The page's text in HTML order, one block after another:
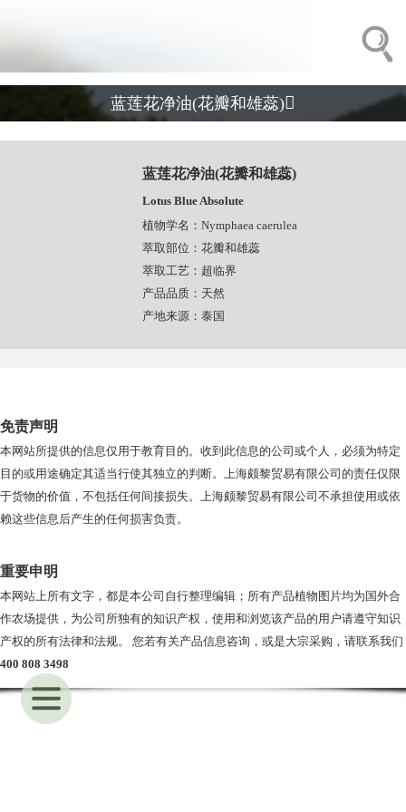
蓝莲花净油(花瓣和雄蕊)
蓝莲花净油(花瓣和雄蕊)
Lotus Blue Absolute
植物学名：Nymphaea caerulea
萃取部位：花瓣和雄蕊
萃取工艺：超临界
产品品质：天然
产地来源：泰国
免责声明
本网站所提供的信息仅用于教育目的。收到此信息的公司或个人，必须为特定
目的或用途确定其适当行使其独立的判断。上海颇黎贸易有限公司的责任仅限
于货物的价值，不包括任何间接损失。上海颇黎贸易有限公司不承担使用或依
赖这些信息后产生的任何损害负责。
重要申明
本网站上所有文字，都是本公司自行整理编辑；所有产品植物图片均为国外合
作农场提供，为公司所独有的知识产权，使用和浏览该产品的用户请遵守知识
产权的所有法律和法规。 您若有关产品信息咨询，或是大宗采购，请联系我们
400 808 3498